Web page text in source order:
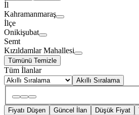
İl
Kahramanmaraş
İlçe
Onikişubat
Semt
Kızıldamlar Mahallesi
Tümünü Temizle
Tüm İlanlar
Akıllı Sıralama
Fiyatı Düşen Güncel İlan Düşük Fiyat